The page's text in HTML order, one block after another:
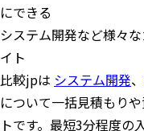
にできる
システム開発など様々
イト
比較jpは システム開発、
について一括見積もり
トです。最短3分程度の